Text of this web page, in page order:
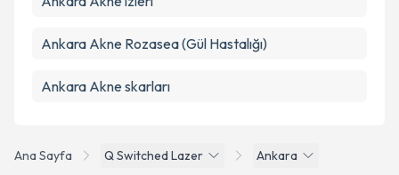
Ana Sayfa Q Switched Lazer Ankara
Ankara Akne Rozasea (Gül Hastalığı)
Ankara Akne skarları